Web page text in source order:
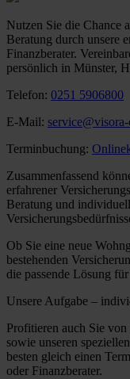
Nutzen Sie die Chance
Beratung durch unsere
Finanzberater.
persönlich in Münster,
Telefon: 0251 5906800
E-Mail:
Terminbuchung:
Zusammenfassend
erfahrener
Beratung und
Ob Sie eine neue
bestehenden
die passende Lösung
Unsere Aufgabe –
Profitieren auch Sie von
sowie unseren
besten gleich einen
oder Finanzberater.